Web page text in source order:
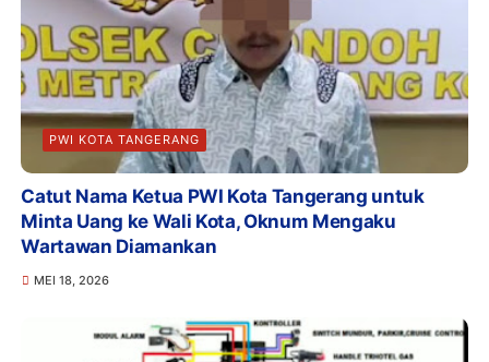
PWI KOTA TANGERANG
Catut Nama Ketua PWI Kota Tangerang untuk
Minta Uang ke Wali Kota, Oknum Mengaku
Wartawan Diamankan
MEI 18, 2026